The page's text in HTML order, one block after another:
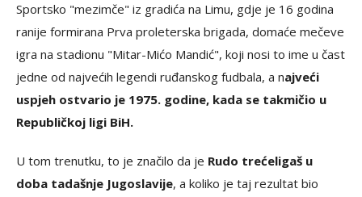
Sportsko "mezimče" iz gradića na Limu, gdje je 16 godina
ranije formirana Prva proleterska brigada, domaće mečeve
igra na stadionu "Mitar-Mićo Mandić", koji nosi to ime u čast
jedne od najvećih legendi ruđanskog fudbala, a najveći
uspjeh ostvario je 1975. godine, kada se takmičio u
Republičkoj ligi BiH.
U tom trenutku, to je značilo da je Rudo trećeligaš u
doba tadašnje Jugoslavije, a koliko je taj rezultat bio